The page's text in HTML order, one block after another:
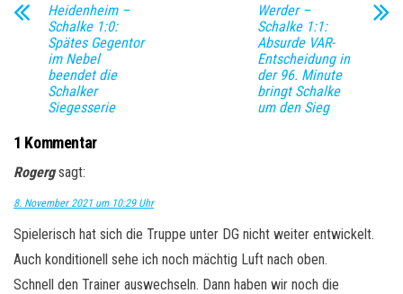
Heidenheim –
Schalke 1:0:
Spätes Gegentor
im Nebel
beendet die
Schalker
Siegesserie
Werder –
Schalke 1:1:
Absurde VAR-
Entscheidung in
der 96. Minute
bringt Schalke
um den Sieg
1 Kommentar
Rogerg sagt:
8. November 2021 um 10:29 Uhr
Spielerisch hat sich die Truppe unter DG nicht weiter entwickelt.
Auch konditionell sehe ich noch mächtig Luft nach oben.
Schnell den Trainer auswechseln. Dann haben wir noch die